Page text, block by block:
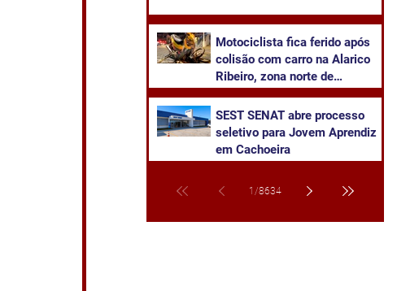
Motociclista fica ferido após
colisão com carro na Alarico
Ribeiro, zona norte de
SEST SENAT abre processo
seletivo para Jovem Aprendiz
em Cachoeira
1 /8634